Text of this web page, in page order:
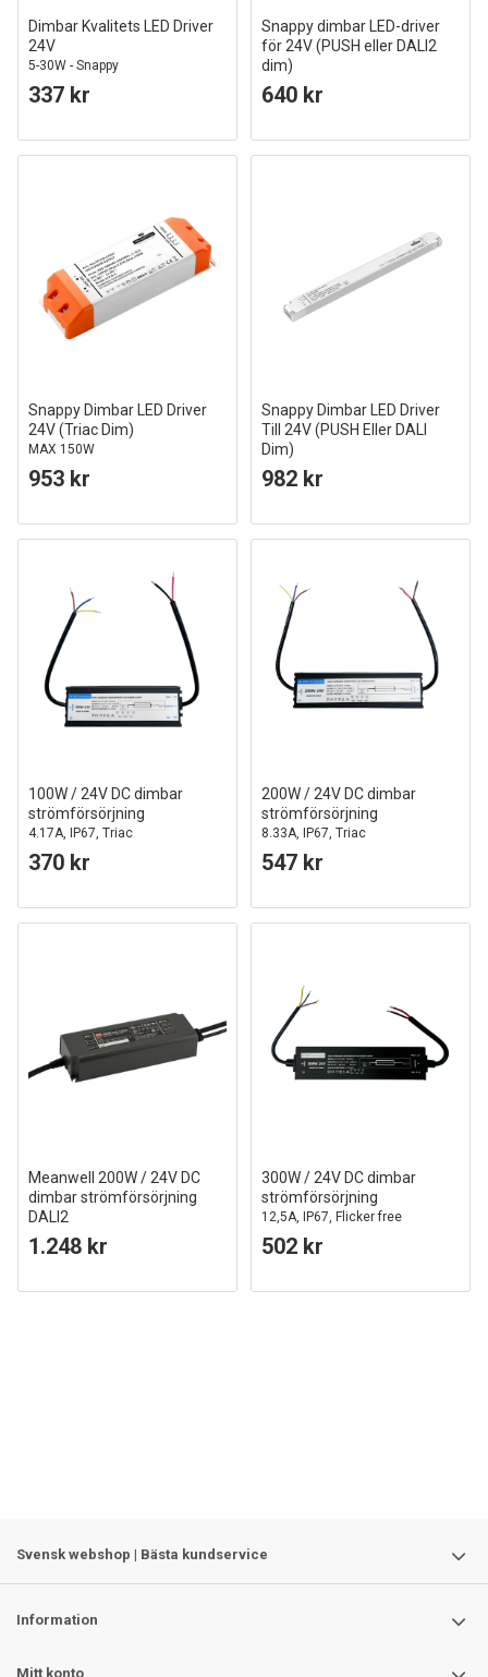
Dimbar Kvalitets LED Driver
24V
5-30W - Snappy
337 kr
Snappy dimbar LED-driver
för 24V (PUSH eller DALI2
dim)
60W
640 kr
Snappy Dimbar LED Driver
24V (Triac Dim)
MAX 150W
953 kr
Snappy Dimbar LED Driver
Till 24V (PUSH Eller DALI
Dim)
150W
982 kr
100W / 24V DC dimbar
strömförsörjning
4.17A, IP67, Triac
370 kr
200W / 24V DC dimbar
strömförsörjning
8.33A, IP67, Triac
547 kr
Meanwell 200W / 24V DC
dimbar strömförsörjning
DALI2
8.33A, IP67, DALI-gränssnitt +
push dim
1.248 kr
300W / 24V DC dimbar
strömförsörjning
12,5A, IP67, Flicker free
502 kr
Svensk webshop | Bästa kundservice
Information
Mitt konto